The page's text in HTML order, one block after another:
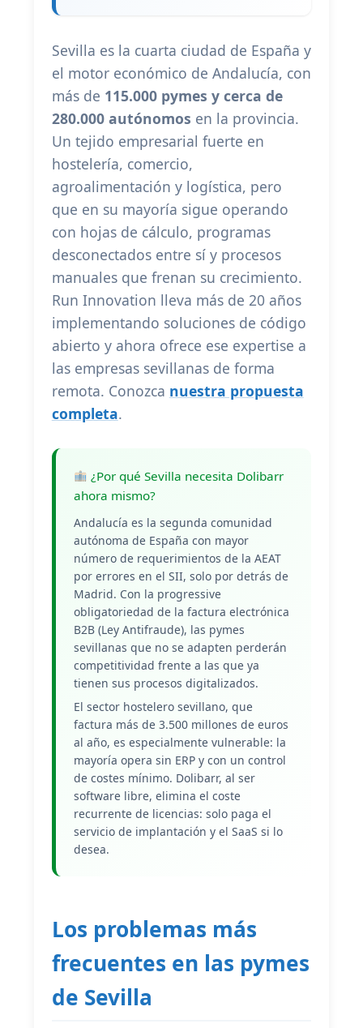
Sevilla es la cuarta ciudad de España y
el motor económico de Andalucía, con
más de 115.000 pymes y cerca de
280.000 autónomos en la provincia.
Un tejido empresarial fuerte en
hostelería, comercio,
agroalimentación y logística, pero
que en su mayoría sigue operando
con hojas de cálculo, programas
desconectados entre sí y procesos
manuales que frenan su crecimiento.
Run Innovation lleva más de 20 años
implementando soluciones de código
abierto y ahora ofrece ese expertise a
las empresas sevillanas de forma
remota. Conozca nuestra propuesta
completa.
¿Por qué Sevilla necesita Dolibarr
ahora mismo?
Andalucía es la segunda comunidad
autónoma de España con mayor
número de requerimientos de la AEAT
por errores en el SII, solo por detrás de
Madrid. Con la progressive
obligatoriedad de la factura electrónica
B2B (Ley Antifraude), las pymes
sevillanas que no se adapten perderán
competitividad frente a las que ya
tienen sus procesos digitalizados.
El sector hostelero sevillano, que
factura más de 3.500 millones de euros
al año, es especialmente vulnerable: la
mayoría opera sin ERP y con un control
de costes mínimo. Dolibarr, al ser
software libre, elimina el coste
recurrente de licencias: solo paga el
servicio de implantación y el SaaS si lo
desea.
Los problemas más
frecuentes en las pymes
de Sevilla